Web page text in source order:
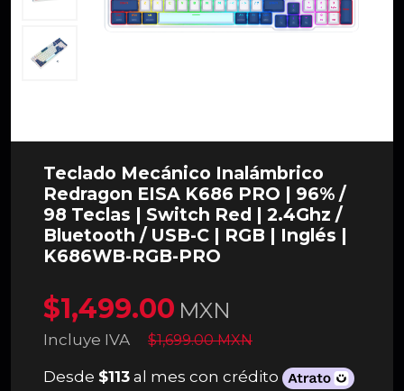
Teclado Mecánico Inalámbrico
Redragon EISA K686 PRO | 96% /
98 Teclas | Switch Red | 2.4Ghz /
Bluetooth / USB-C | RGB | Inglés |
K686WB-RGB-PRO
$1,499.00 MXN
Incluye IVA $1,699.00 MXN
Desde $113 al mes con crédito